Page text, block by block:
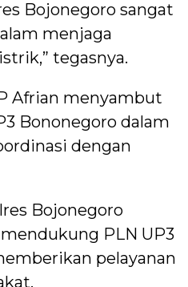
Bojonegoro sangat
menjaga
tegasnya.
Afrian menyambut
Bononegoro dalam
dengan
Bojonegoro
PLN UP3
pelayanan